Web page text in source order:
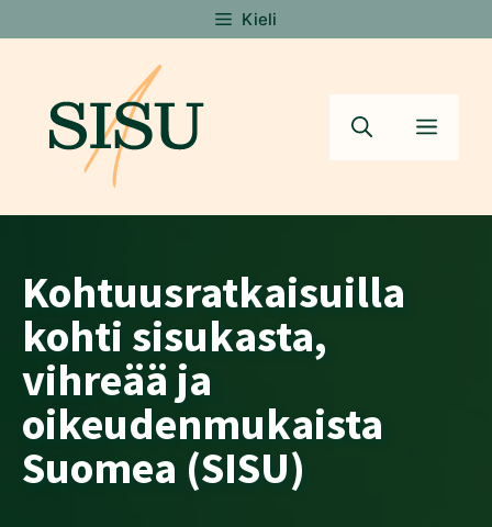
sisältöön
Kieli
Kohtuusratkaisuilla
kohti sisukasta,
vihreää ja
oikeudenmukaista
Suomea (SISU)